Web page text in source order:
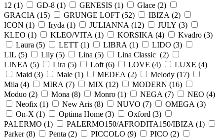
12 (1) GD-8 (1) GENESIS (1) Glace (2)
GRACIA (15) GRUNGE LOFT (52) IBIZA (2)
ICON (1) Iryda (1) JULIANNA (12) JULY (3)
KLEO (1) KLEO/VITA (1) KORSIKA (4) Kvadro (3)
Laura (5) LETT (1) LIBRA (1) LIDO (3)
LIL (5) Lily (5) Lina (5) Lina Classic (2)
LINEA (5) Lira (5) Loft (6) LOVE (4) LUXE (4)
Maid (3) Male (1) MEDEA (2) Melody (17)
Mila (4) MIRA (7) MIX (12) MODERN (16)
Moduo (2) Mona (8) Monro (1) NEGA (7) NEO (4)
Neofix (1) New Aris (8) NUVO (7) OMEGA (3)
On-X (1) Optima Home (3) Oxford (3)
PALERMO (1) PALERMO150/AFRODITA150/IBIZA (1)
Parker (8) Penta (2) PICCOLO (9) PICO (2)